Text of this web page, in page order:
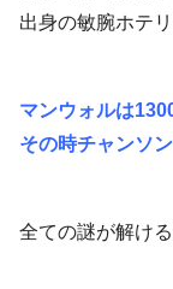
出身の敏腕ホテ
マンウォルは
その時チャンソ
全ての謎が解け